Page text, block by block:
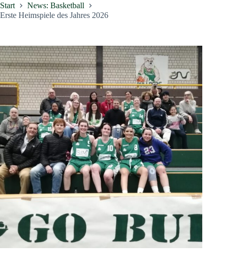
Start
News: Basketball
Erste Heimspiele des Jahres 2026